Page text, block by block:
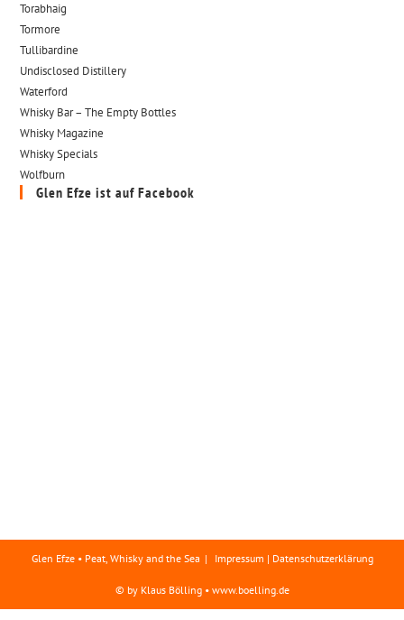
Torabhaig
Tormore
Tullibardine
Undisclosed Distillery
Waterford
Whisky Bar – The Empty Bottles
Whisky Magazine
Whisky Specials
Wolfburn
Glen Efze ist auf Facebook
Glen Efze • Peat, Whisky and the Sea Impressum | Datenschutzerklärung
© by Klaus Bölling • www.boelling.de